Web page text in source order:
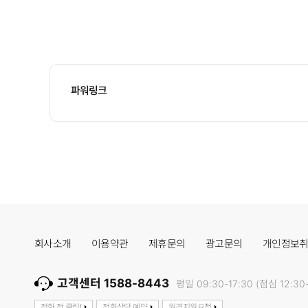
파워링크
회사소개 이용약관 제휴문의 광고문의 개인정보
고객센터 1588-8443 평일 09:30-17:30 (점심